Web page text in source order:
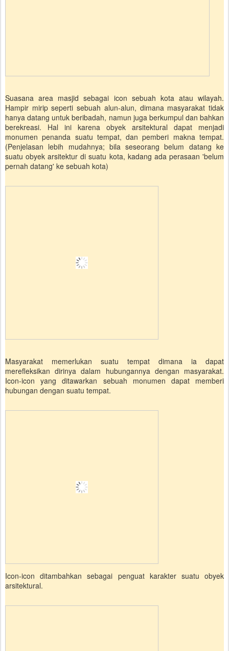
Suasana area masjid sebagai icon sebuah kota atau wilayah.
Hampir mirip seperti sebuah alun-alun, dimana masyarakat tidak
hanya datang untuk beribadah, namun juga berkumpul dan bahkan
berekreasi. Hal ini karena obyek arsitektural dapat menjadi
monumen penanda suatu tempat, dan pemberi makna tempat.
(Penjelasan lebih mudahnya; bila seseorang belum datang ke
suatu obyek arsitektur di suatu kota, kadang ada perasaan 'belum
pernah datang' ke sebuah kota)
Masyarakat memerlukan suatu tempat dimana ia dapat
merefleksikan dirinya dalam hubungannya dengan masyarakat.
Icon-icon yang ditawarkan sebuah monumen dapat memberi
hubungan dengan suatu tempat.
Icon-icon ditambahkan sebagai penguat karakter suatu obyek
arsitektural.